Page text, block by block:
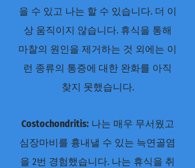
을 수 있고 나는 할 수 있습니다. 더 이
상 움직이지 않습니다. 휴식을 통해
마찰의 원인을 제거하는 것 외에는 이
런 종류의 통증에 대한 완화를 아직
찾지 못했습니다.
Costochondritis:나는 매우 무서웠고
심장마비를 흉내낼 수 있는 늑연골염
을 2번 경험했습니다. 나는 휴식을 취